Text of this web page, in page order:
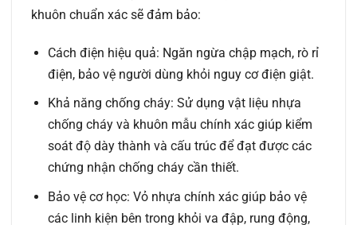
khuôn chuẩn xác sẽ đảm bảo:
Cách điện hiệu quả: Ngăn ngừa chập mạch, rò rỉ
điện, bảo vệ người dùng khỏi nguy cơ điện giật.
Khả năng chống cháy: Sử dụng vật liệu nhựa
chống cháy và khuôn mẫu chính xác giúp kiểm
soát độ dày thành và cấu trúc để đạt được các
chứng nhận chống cháy cần thiết.
Bảo vệ cơ học: Vỏ nhựa chính xác giúp bảo vệ
các linh kiện bên trong khỏi va đập, rung động,